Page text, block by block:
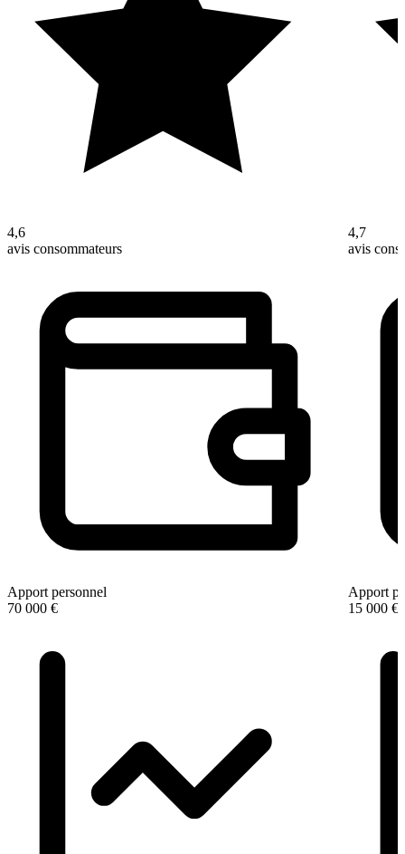
4,6
avis consommateurs
Apport personnel
70 000 €
4,7
avis
Apport
15 000 €